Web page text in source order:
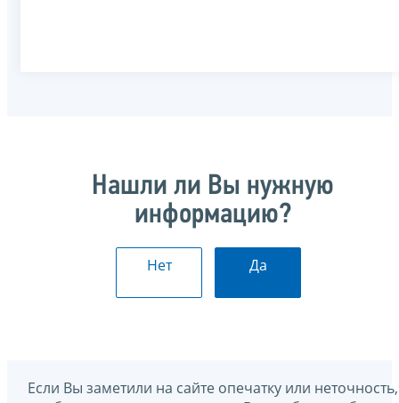
Нашли ли Вы нужную
информацию?
Нет Да
Если Вы заметили на сайте опечатку или неточность,